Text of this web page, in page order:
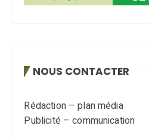
NOUS CONTACTER
Rédaction – plan média
Publicité – communication